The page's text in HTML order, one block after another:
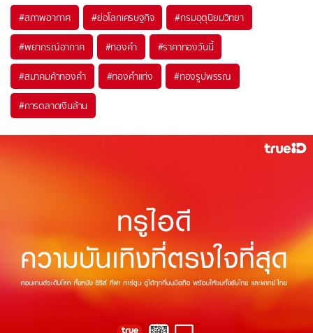
#สภาพอากาศ #ย่อโลกเศรษฐกิจ #กรมอุตุนิยมวิทยา
#พยากรณ์อากาศ #ทองคำ #ราคาทองวันนี้
#สมาคมค้าทองคำ #ทองคำแท่ง #ทองรูปพรรณ
#การตลาดเงินล้าน